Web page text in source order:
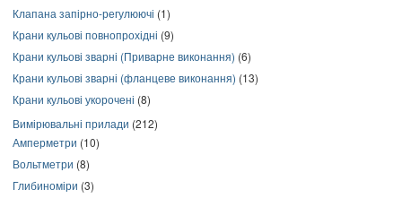
Клапана запірно-регулюючі (1)
Крани кульові повнопрохідні (9)
Крани кульові зварні (Приварне виконання) (6)
Крани кульові зварні (фланцеве виконання) (13)
Крани кульові укорочені (8)
Вимірювальні прилади (212)
Амперметри (10)
Вольтметри (8)
Глибиноміри (3)